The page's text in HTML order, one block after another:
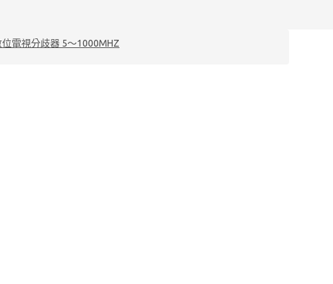
電視分歧器 5～1000MHZ